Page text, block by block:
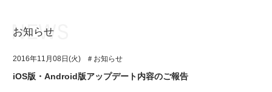
お知らせ
2016年11月08日(火) ＃お知らせ
iOS版・Android版アップデート内容のご報告